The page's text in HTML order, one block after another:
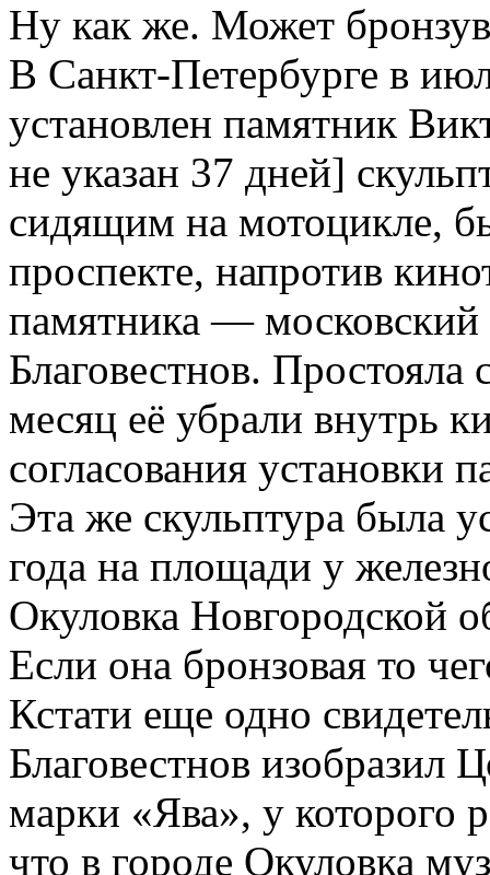
Ну как же. Может
В Санкт-Петербурге в
установлен памятник
не указан 37 дней]
сидящим на мотоцикле,
проспекте, напротив
памятника — московский
Благовестнов.
месяц её убрали внутрь
согласования установки
Эта же скульптура была
года на площади у
Окуловка Новгородской
Если она бронзовая то
Кстати еще одно
Благовестнов изобразил
марки «Ява», у которого
что в городе Окуловка